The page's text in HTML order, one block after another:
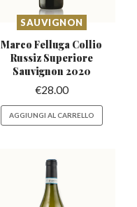
SAUVIGNON
Marco Felluga Collio
Russiz Superiore
Sauvignon 2020
€28.00
AGGIUNGI AL CARRELLO